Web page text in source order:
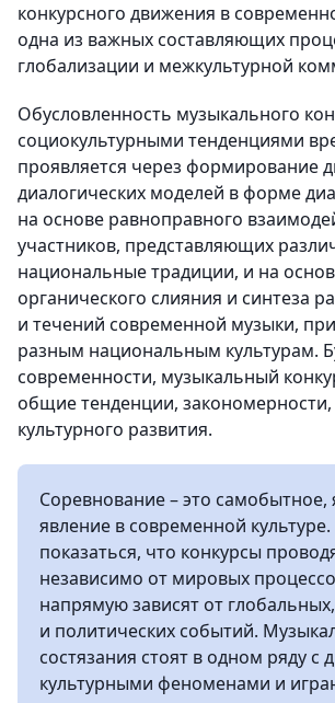
конкурсного движения в
одна из важных составляющих
глобализации и межкультурной
Обусловленность музыкального
социокультурными тенденциями
проявляется через формирование
диалогических моделей в форме
на основе равноправного
участников, представляющих
национальные традиции, и на
органического слияния и синтеза
и течений современной музыки,
разным национальным культурам.
современности, музыкальный
общие тенденции,
культурного развития.
Соревнование – это самобытное,
явление в современной
показаться, что конкурсы
независимо от мировых
напрямую зависят от
и политических событий.
состязания стоят в одном ряду с
культурными феноменами и